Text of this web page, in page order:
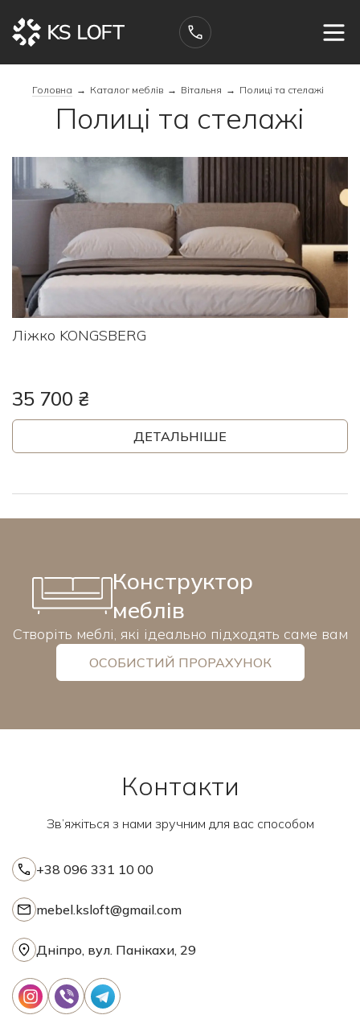
Головна → Каталог меблів → Вітальня → Полиці та стелажі
Полиці та стелажі
Ліжко KONGSBERG
35 700 ₴
ДЕТАЛЬНІШЕ
Конструктор
меблів
Створіть меблі, які ідеально підходять саме вам
ОСОБИСТИЙ ПРОРАХУНОК
Контакти
Зв’яжіться з нами зручним для вас способом
+38 096 331 10 00
mebel.ksloft@gmail.com
Дніпро, вул. Панікахи, 29